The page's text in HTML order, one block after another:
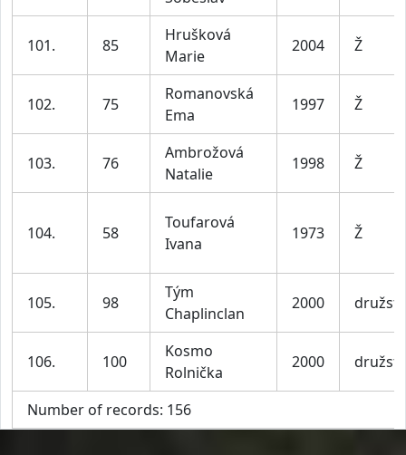
101. 85
Hrušková
Marie
2004 Ž
102. 75
Romanovská
Ema
1997 Ž
103. 76
Ambrožová
Natalie
1998 Ž
104. 58
Toufarová
Ivana
1973 Ž
105. 98
Tým
Chaplinclan
2000
106. 100
Kosmo
Rolnička
2000
Number of records: 156